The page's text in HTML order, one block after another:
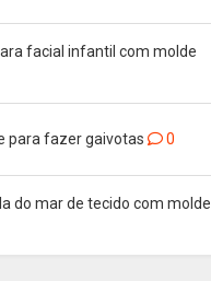
facial infantil com molde
para fazer gaivotas 0
do mar de tecido com molde